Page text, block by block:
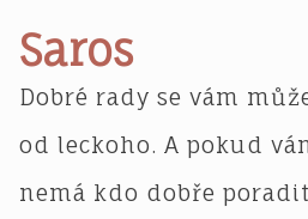
content
Saros
Dobré rady se vám
od leckoho. A pokud
nemá kdo dobře